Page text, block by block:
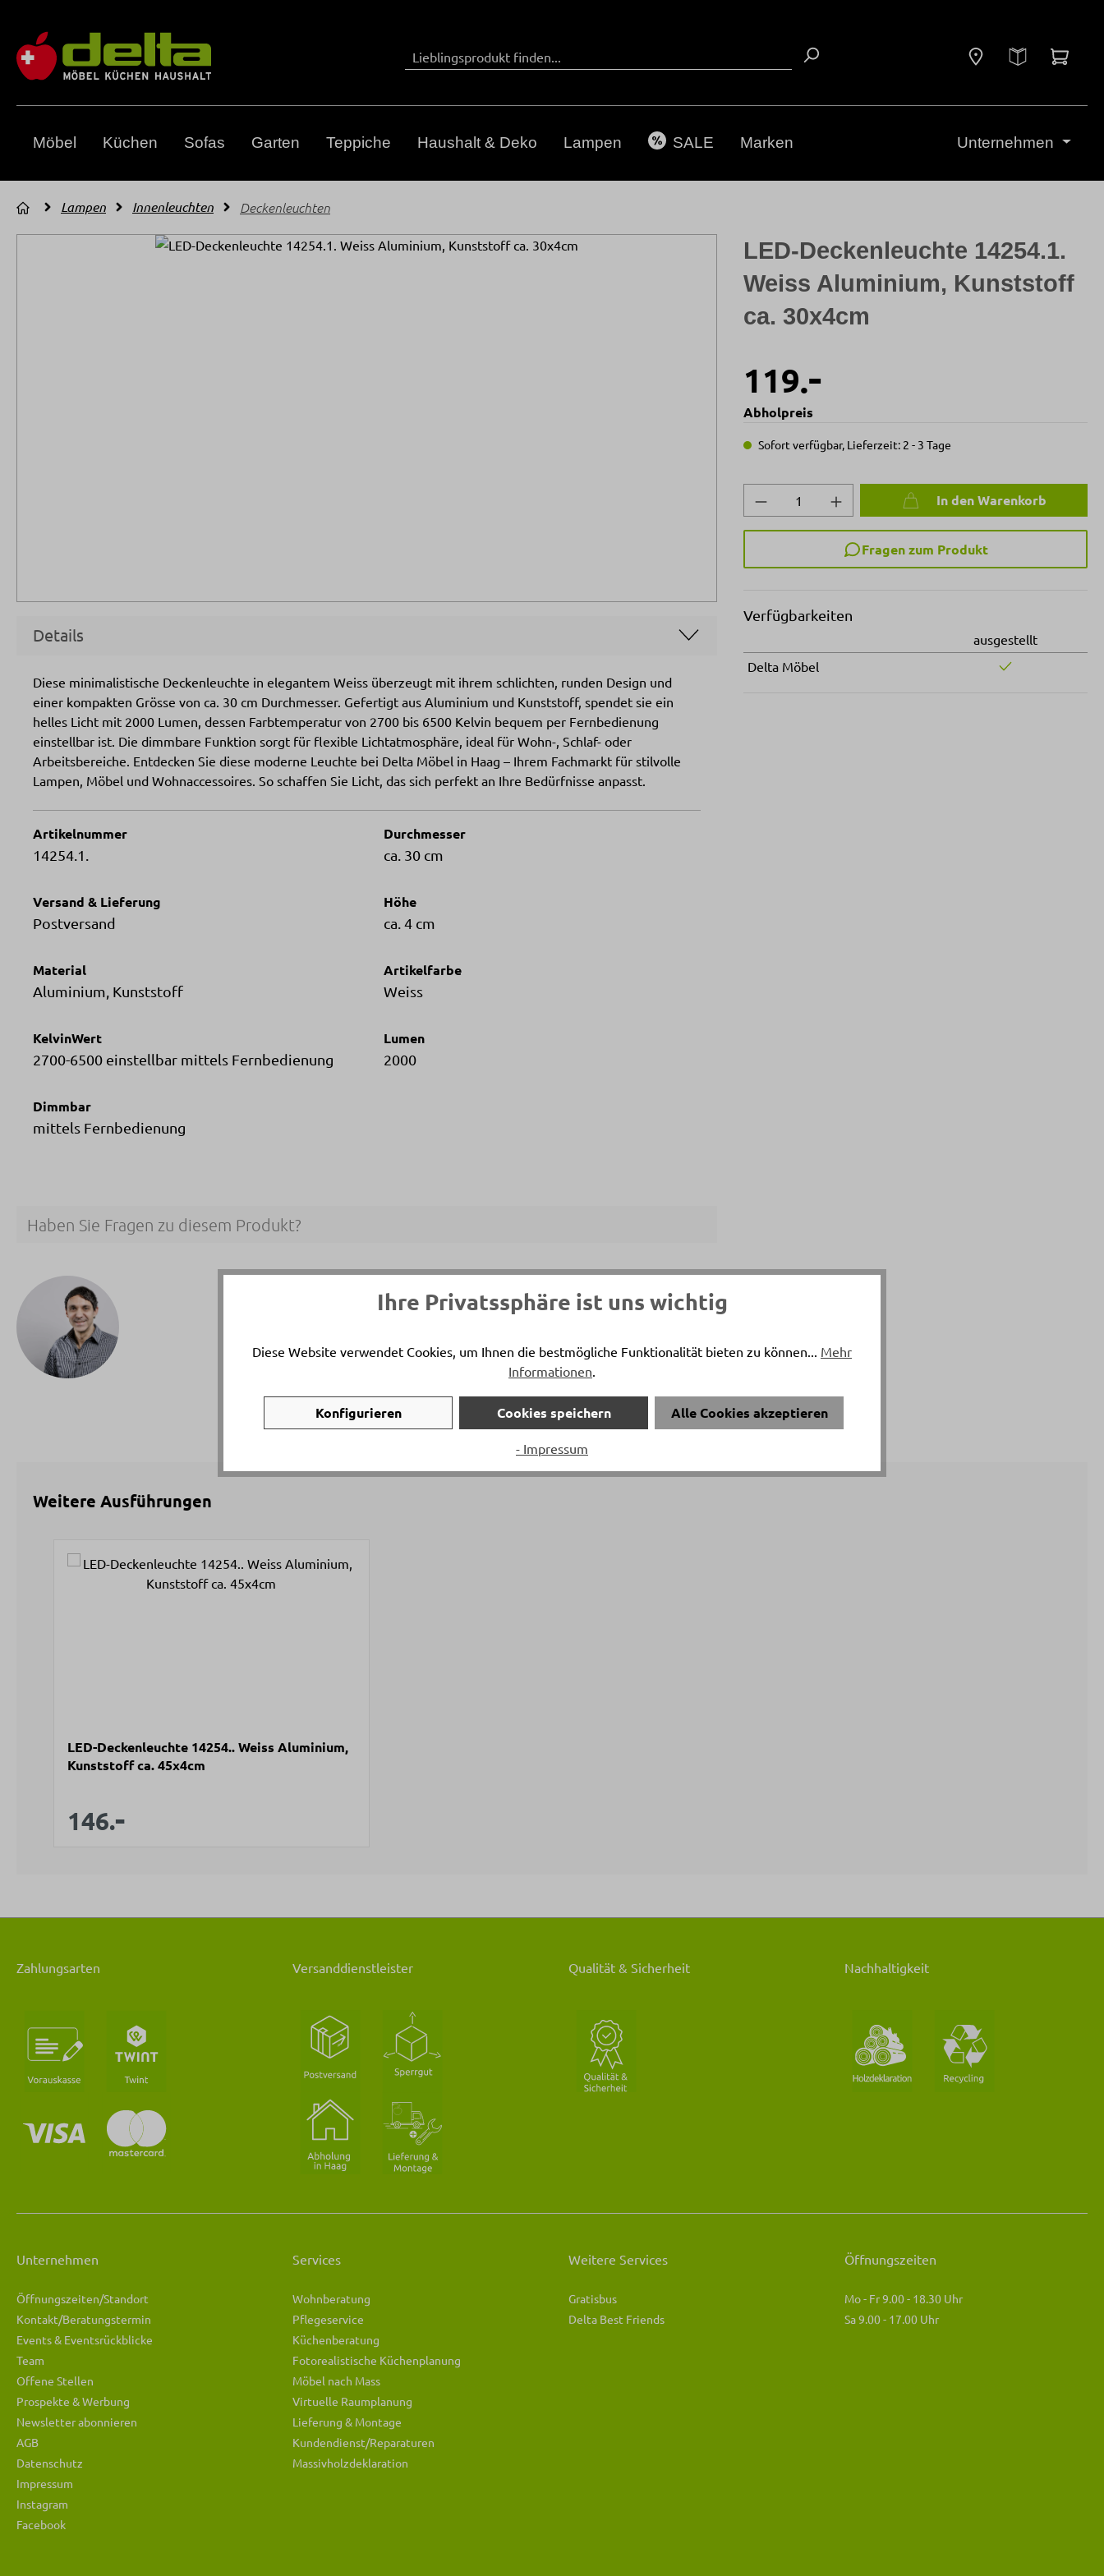
Möbel Küchen Sofas Garten Teppiche Haushalt & Deko Lampen SALE Marken Unternehmen
Lampen Innenleuchten Deckenleuchten
Bildergalerie überspringen
LED-Deckenleuchte 14254.1.
Weiss Aluminium, Kunststoff
ca. 30x4cm
119.-
Abholpreis
Sofort verfügbar, Lieferzeit: 2 - 3 Tage
Produkt Anzahl: Gib denIn den Warenkorb
Fragen zum Produkt
Verfügbarkeiten
ausgestellt
Delta Möbel
Details
Diese minimalistische Deckenleuchte in elegantem Weiss überzeugt mit ihrem schlichten, runden Design und
einer kompakten Grösse von ca. 30 cm Durchmesser. Gefertigt aus Aluminium und Kunststoff, spendet sie ein
helles Licht mit 2000 Lumen, dessen Farbtemperatur von 2700 bis 6500 Kelvin bequem per Fernbedienung
einstellbar ist. Die dimmbare Funktion sorgt für flexible Lichtatmosphäre, ideal für Wohn-, Schlaf- oder
Arbeitsbereiche. Entdecken Sie diese moderne Leuchte bei Delta Möbel in Haag – Ihrem Fachmarkt für stilvolle
Lampen, Möbel und Wohnaccessoires. So schaffen Sie Licht, das sich perfekt an Ihre Bedürfnisse anpasst.
Artikelnummer
14254.1.
Durchmesser
ca. 30 cm
Versand & Lieferung
Postversand
Höhe
ca. 4 cm
Material
Aluminium, Kunststoff
Artikelfarbe
Weiss
KelvinWert
2700-6500 einstellbar mittels Fernbedienung
Lumen
2000
Dimmbar
mittels Fernbedienung
Haben Sie Fragen zu diesem Produkt?
Sandro Grillo
Telefon: +41 81 772 22 41
Weitere Ausführungen
LED-Deckenleuchte 14254.. Weiss Aluminium,
Kunststoff ca. 45x4cm
Verkaufspreis:
146.-
Zahlungsarten Versanddienstleister Qualität & Sicherheit Nachhaltigkeit
Unternehmen
Öffnungszeiten/Standort
Kontakt/Beratungstermin
Events & Eventsrückblicke
Team
Offene Stellen
Prospekte & Werbung
Newsletter abonnieren
AGB
Datenschutz
Impressum
Instagram
Facebook
Services
Wohnberatung
Pflegeservice
Küchenberatung
Fotorealistische Küchenplanung
Möbel nach Mass
Virtuelle Raumplanung
Lieferung & Montage
Kundendienst/Reparaturen
Massivholzdeklaration
Weitere Services
Gratisbus
Delta Best Friends
Öffnungszeiten
Mo - Fr 9.00 - 18.30 Uhr
Sa 9.00 - 17.00 Uhr
Ihre Privatssphäre ist uns wichtig
Diese Website verwendet Cookies, um Ihnen die bestmögliche Funktionalität bieten zu können... Mehr
Informationen
Konfigurieren Cookies speichern Alle Cookies akzeptieren
- Impressum